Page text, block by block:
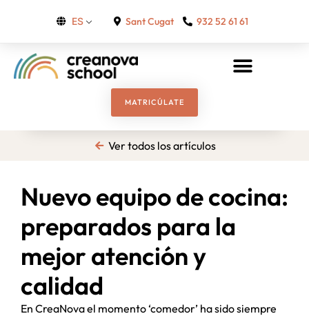
ES Sant Cugat 932 52 61 61
MATRICÚLATE
Ver todos los artículos
Nuevo equipo de cocina:
preparados para la
mejor atención y
calidad
En CreaNova el momento ‘comedor’ ha sido siempre